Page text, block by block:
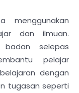
menggunakan
dan ilmuan.
selepas
pelajar
dengan
tugasan seperti